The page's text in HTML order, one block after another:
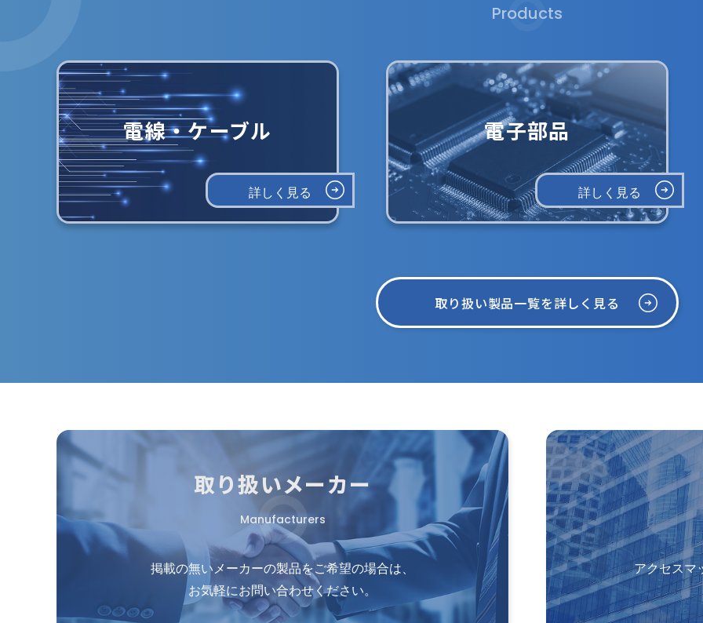
Products
電線・ケーブル
詳しく見る
電子部品
詳しく見る
取り扱い製品一覧を詳しく見る
取り扱いメーカー
Manufacturers
掲載の無いメーカーの製品をご希望の場合は、
お気軽にお問い合わせください。
アクセスマ